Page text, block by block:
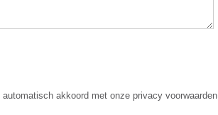
akkoord met onze privacy voorwaarden.